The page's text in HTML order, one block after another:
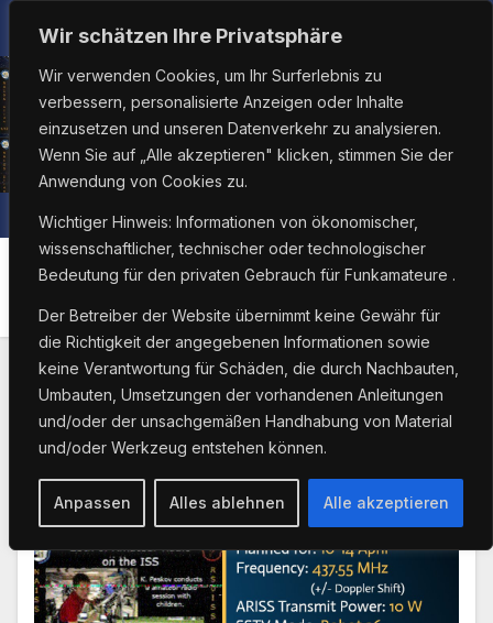
Wir schätzen Ihre Privatsphäre
Wir verwenden Cookies, um Ihr Surferlebnis zu
verbessern, personalisierte Anzeigen oder Inhalte
einzusetzen und unseren Datenverkehr zu analysieren.
Wenn Sie auf „Alle akzeptieren" klicken, stimmen Sie der
Anwendung von Cookies zu.
Wichtiger Hinweis: Informationen von ökonomischer,
wissenschaftlicher, technischer oder technologischer
Bedeutung für den privaten Gebrauch für Funkamateure .
Der Betreiber der Website übernimmt keine Gewähr für
die Richtigkeit der angegebenen Informationen sowie
keine Verantwortung für Schäden, die durch Nachbauten,
Umbauten, Umsetzungen der vorhandenen Anleitungen
und/oder der unsachgemäßen Handhabung von Material
und/oder Werkzeug entstehen können.
Anpassen Alles ablehnen Alle akzeptieren
Inhalt
springen
Do.. Aug. 6th, 2026 4:16:18 PM
Monat:März 2026